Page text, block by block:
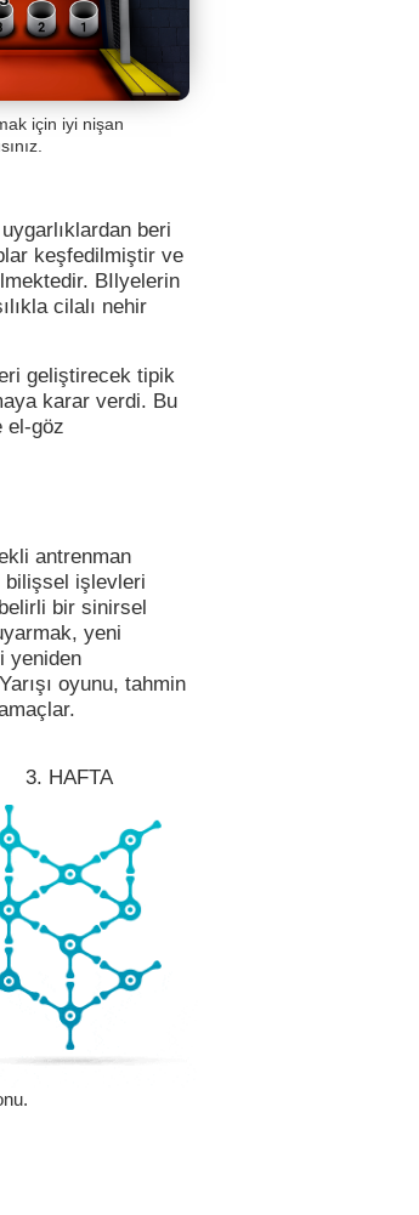
için iyi nişan
beri
keşfedilmiştir ve
BIlyelerin
cilalı nehir
geliştirecek tipik
karar verdi. Bu
el-göz
antrenman
bilişsel işlevleri
bir sinirsel
yeni
yeniden
oyunu, tahmin
3. HAFTA